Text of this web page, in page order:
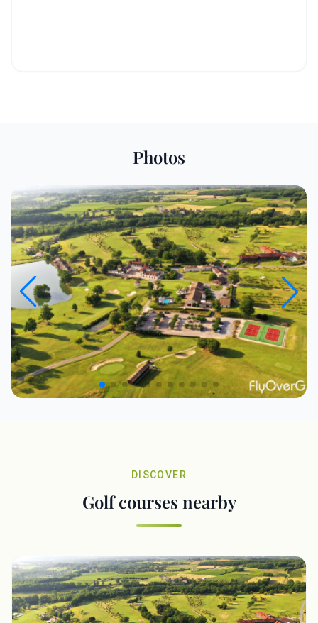
Photos
DISCOVER
Golf courses nearby